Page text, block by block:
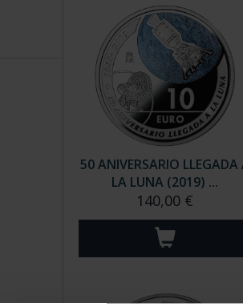
50 ANIVERSARIO LLEGADA
LA LUNA (2019) ...
140,00 €